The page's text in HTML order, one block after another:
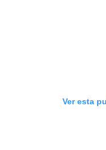
Ver esta